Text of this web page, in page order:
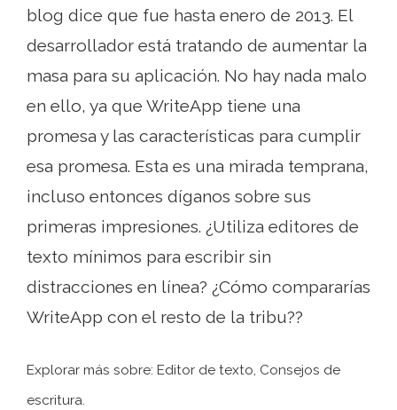
blog dice que fue hasta enero de 2013. El
desarrollador está tratando de aumentar la
masa para su aplicación. No hay nada malo
en ello, ya que WriteApp tiene una
promesa y las características para cumplir
esa promesa. Esta es una mirada temprana,
incluso entonces díganos sobre sus
primeras impresiones. ¿Utiliza editores de
texto mínimos para escribir sin
distracciones en línea? ¿Cómo compararías
WriteApp con el resto de la tribu??
Explorar más sobre: ​​Editor de texto, Consejos de
escritura.